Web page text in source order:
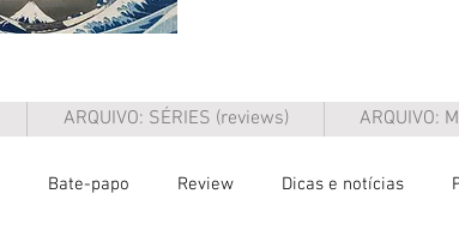
ARQUIVO: SÉRIES (reviews) ARQUIVO:
Bate-papo Review Dicas e notícias